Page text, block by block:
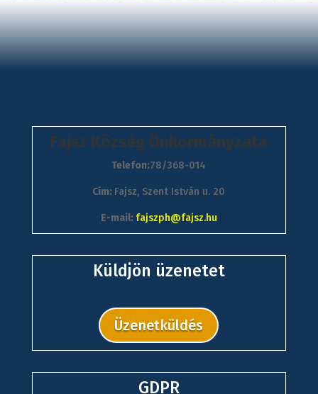
Fajsz Község Önkormányzata
Telefon:78/368-014
Cím: Fajsz, Szent István u. 20
E-mail: fajszph@fajsz.hu
Küldjön üzenetet
Üzenetküldés
GDPR